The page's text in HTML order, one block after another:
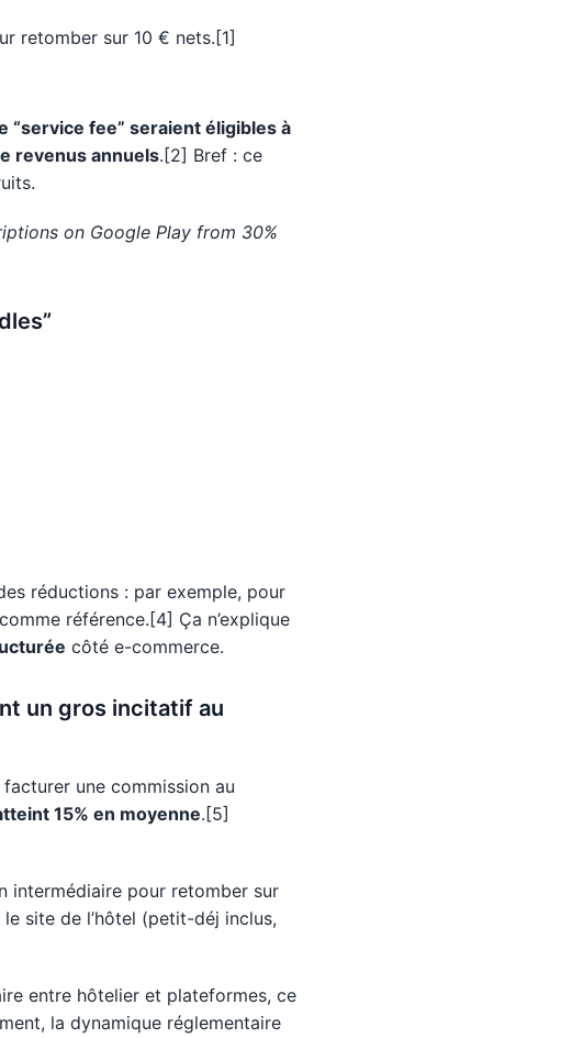
retomber sur 10 € nets.[1]
“service fee” seraient éligibles à
revenus annuels.[2] Bref : ce
on Google Play from 30%
réductions : par exemple, pour
comme référence.[4] Ça n’explique
côté e-commerce.
un gros incitatif au
une commission au
15% en moyenne.[5]
intermédiaire pour retomber sur
site de l’hôtel (petit-déj inclus,
entre hôtelier et plateformes, ce
la dynamique réglementaire